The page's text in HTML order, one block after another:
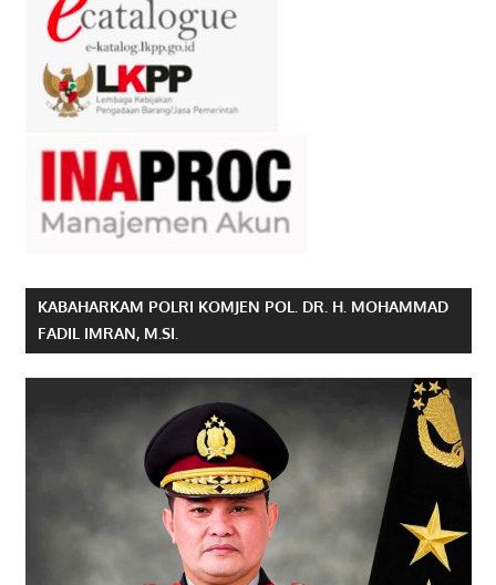
KABAHARKAM POLRI KOMJEN POL. DR. H. MOHAMMAD
FADIL IMRAN, M.SI.